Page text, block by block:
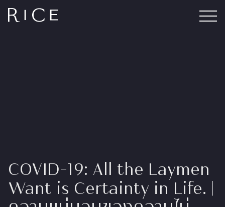
COVID-19: All the Laymen
Want is Certainty in Life. |